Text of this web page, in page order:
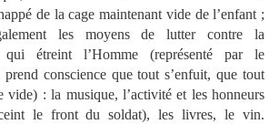
de la cage maintenant vide de l’enfant ;
les moyens de lutter contre la
qui étreint l’Homme (représenté par le
prend conscience que tout s’enfuit, que tout
vide) : la musique, l’activité et les honneurs
le front du soldat), les livres, le vin.